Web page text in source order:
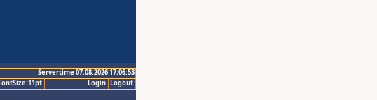
Servertime 07.08.2026 17:06:53
Logout
Login